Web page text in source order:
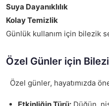
Suya Dayanıklılık
Kolay Temizlik
Günlük kullanım için bilezik
Özel Günler için
Özel günler, hayatımızda